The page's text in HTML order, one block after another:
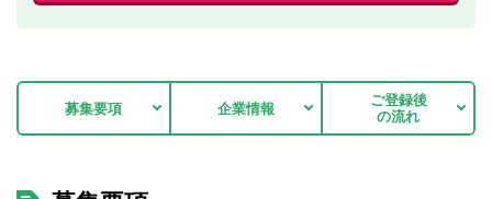
募集要項 企業情報
ご登録後
の流れ